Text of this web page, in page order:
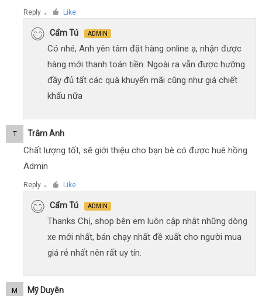
Reply ● Like
Cẩm Tú ADMIN
Có nhé, Anh yên tâm đặt hàng online ạ, nhận được
hàng mới thanh toán tiền. Ngoài ra vẫn được hưỡng
đầy đủ tất các quà khuyến mãi cũng như giá chiết
khấu nữa
T Trâm Anh
Chất lượng tốt, sẽ giới thiệu cho bạn bè có được huê hồng
Admin
Reply ● Like
Cẩm Tú ADMIN
Thanks Chị, shop bên em luôn cập nhật những dòng
xe mới nhất, bán chạy nhất đề xuất cho người mua
giá rẻ nhất nên rất uy tín.
M Mỹ Duyên